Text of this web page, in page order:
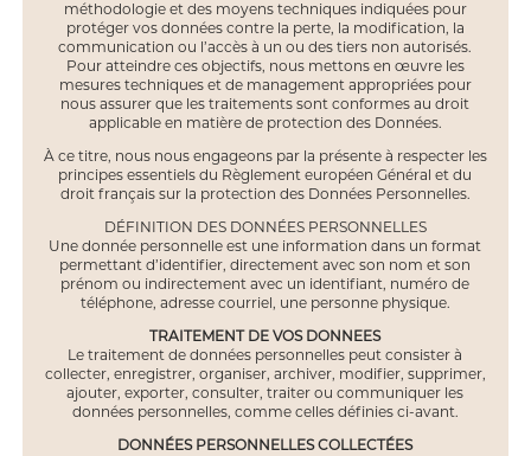
méthodologie et des moyens techniques indiquées pour
protéger vos données contre la perte, la modification, la
communication ou l’accès à un ou des tiers non autorisés.
Pour atteindre ces objectifs, nous mettons en œuvre les
mesures techniques et de management appropriées pour
nous assurer que les traitements sont conformes au droit
applicable en matière de protection des Données.
À ce titre, nous nous engageons par la présente à respecter les
principes essentiels du Règlement européen Général et du
droit français sur la protection des Données Personnelles.
DÉFINITION DES DONNÉES PERSONNELLES
Une donnée personnelle est une information dans un format
permettant d’identifier, directement avec son nom et son
prénom ou indirectement avec un identifiant, numéro de
téléphone, adresse courriel, une personne physique.
TRAITEMENT DE VOS DONNEES
Le traitement de données personnelles peut consister à
collecter, enregistrer, organiser, archiver, modifier, supprimer,
ajouter, exporter, consulter, traiter ou communiquer les
données personnelles, comme celles définies ci-avant.
DONNÉES PERSONNELLES COLLECTÉES